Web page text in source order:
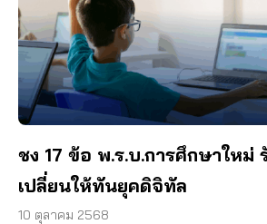
ชง 17 ข้อ พ.ร.บ.การศึกษาใหม่
เปลี่ยนให้ทันยุคดิจิทัล
10 ตุลาคม 2568